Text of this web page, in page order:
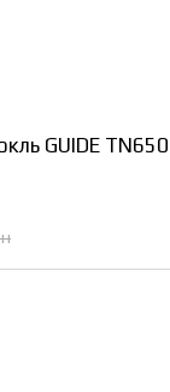
GUIDE TN650